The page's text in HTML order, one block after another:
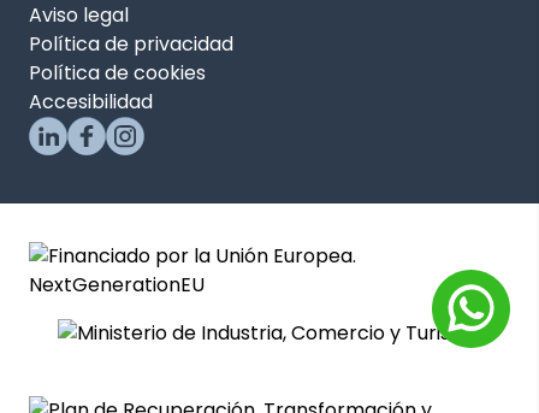
Aviso legal
Política de privacidad
Política de cookies
Accesibilidad